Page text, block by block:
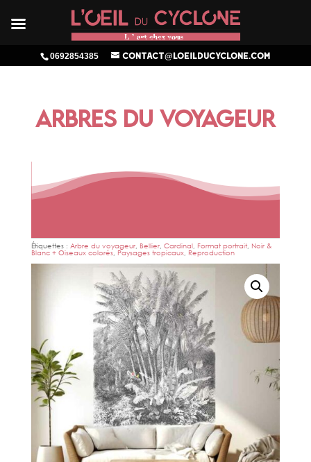
0692854385 contact@loeilducyclone.com
ARBRES DU VOYAGEUR
Étiquettes : Arbre du voyageur, Bellier, Cardinal, Format portrait, Noir &
Blanc + Oiseaux colorés, Paysages tropicaux, Reproduction